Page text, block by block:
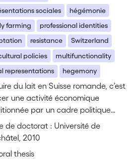
sociales
hégémonie
farming
professional identities
resistance
Switzerland
policies
multifunctionality
representations
hegemony
du lait en Suisse romande, c’est
une activité économique
par un cadre politique
Au tournant du siècle, ce
a subi une transformation
on est passé à une
de doctorat : Université de
2010
thesis